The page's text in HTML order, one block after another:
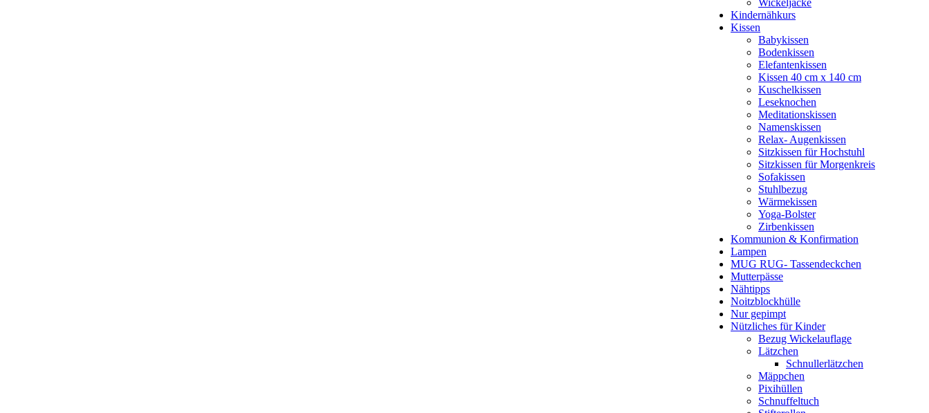
Wickeljacke
Kindernähkurs
Kissen
Babykissen
Bodenkissen
Elefantenkissen
Kissen 40 cm x 140 cm
Kuschelkissen
Leseknochen
Meditationskissen
Namenskissen
Relax- Augenkissen
Sitzkissen für Hochstuhl
Sitzkissen für Morgenkreis
Sofakissen
Stuhlbezug
Wärmekissen
Yoga-Bolster
Zirbenkissen
Kommunion & Konfirmation
Lampen
MUG RUG- Tassendeckchen
Mutterpässe
Nähtipps
Noitzblockhülle
Nur gepimpt
Nützliches für Kinder
Bezug Wickelauflage
Lätzchen
Schnullerlätzchen
Mäppchen
Pixihüllen
Schnuffeltuch